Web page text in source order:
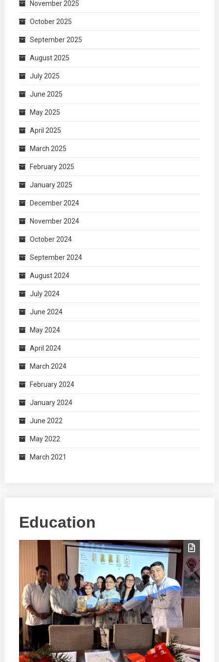
November 2025
October 2025
September 2025
August 2025
July 2025
June 2025
May 2025
April 2025
March 2025
February 2025
January 2025
December 2024
November 2024
October 2024
September 2024
August 2024
July 2024
June 2024
May 2024
April 2024
March 2024
February 2024
January 2024
June 2022
May 2022
March 2021
Education